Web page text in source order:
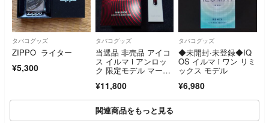
タバコグッズ
ZIPPO ライター
¥5,300
タバコグッズ
当選品 非売品 アイコ
ス イルマ i アンロッ
ク 限定モデル マール
ition
¥11,800
タバコグッズ
◆未開封·未登録◆IQ
OS イルマ i ワン リミ
ックス モデル
¥6,980
関連商品をもっと見る